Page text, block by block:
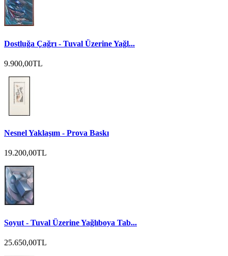
Dostluğa Çağrı - Tuval Üzerine Yağl...
9.900,00TL
Nesnel Yaklaşım - Prova Baskı
19.200,00TL
Soyut - Tuval Üzerine Yağlıboya Tab...
25.650,00TL